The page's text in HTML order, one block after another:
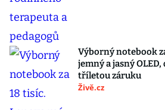
Výborný notebook
jemný a jasný
tříletou záruku
Živě.cz